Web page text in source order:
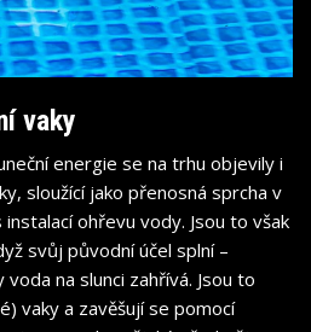
vaky
energie se na trhu objevily i
sloužící jako přenosná sprcha v
ohřevu vody. Jsou to však
svůj původní účel splní –
na slunci zahřívá. Jsou to
vaky a zavěšují se pomocí